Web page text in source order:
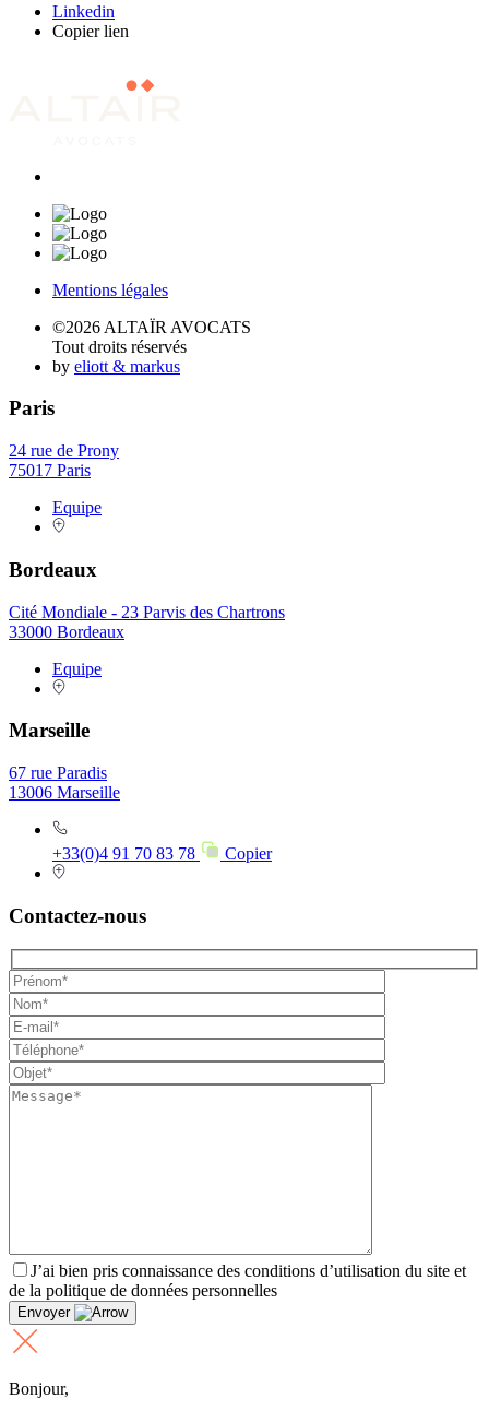
Linkedin
Copier lien
Mentions légales
©2026 ALTAÏR AVOCATS
Tout droits réservés
by eliott & markus
Paris
24 rue de Prony
75017 Paris
Equipe
Bordeaux
Cité Mondiale - 23 Parvis des Chartrons
33000 Bordeaux
Equipe
Marseille
67 rue Paradis
13006 Marseille
+33(0)4 91 70 83 78 Copier
Contactez-nous
J’ai bien pris connaissance des conditions d’utilisation du site et
de la politique de données personnelles
Envoyer
Bonjour,